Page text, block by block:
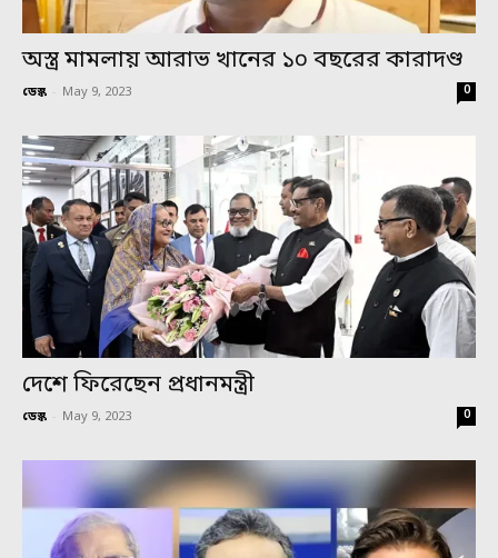
অস্ত্র মামলায় আরাভ খানের ১০ বছরের কারাদণ্ড
ডেস্ক - May 9, 2023 0
দেশে ফিরেছেন প্রধানমন্ত্রী
ডেস্ক - May 9, 2023 0